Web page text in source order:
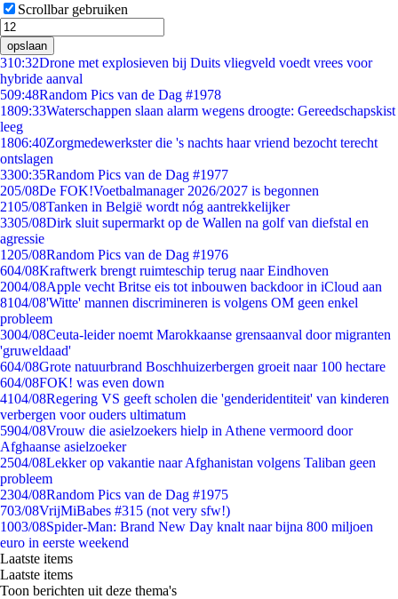
Scrollbar gebruiken
opslaan
310:32Drone met explosieven bij Duits vliegveld voedt vrees voor
hybride aanval
509:48Random Pics van de Dag #1978
1809:33Waterschappen slaan alarm wegens droogte: Gereedschapskist
leeg
1806:40Zorgmedewerkster die 's nachts haar vriend bezocht terecht
ontslagen
3300:35Random Pics van de Dag #1977
205/08De FOK!Voetbalmanager 2026/2027 is begonnen
2105/08Tanken in België wordt nóg aantrekkelijker
3305/08Dirk sluit supermarkt op de Wallen na golf van diefstal en
agressie
1205/08Random Pics van de Dag #1976
604/08Kraftwerk brengt ruimteschip terug naar Eindhoven
2004/08Apple vecht Britse eis tot inbouwen backdoor in iCloud aan
8104/08'Witte' mannen discrimineren is volgens OM geen enkel
probleem
3004/08Ceuta-leider noemt Marokkaanse grensaanval door migranten
'gruweldaad'
604/08Grote natuurbrand Boschhuizerbergen groeit naar 100 hectare
604/08FOK! was even down
4104/08Regering VS geeft scholen die 'genderidentiteit' van kinderen
verbergen voor ouders ultimatum
5904/08Vrouw die asielzoekers hielp in Athene vermoord door
Afghaanse asielzoeker
2504/08Lekker op vakantie naar Afghanistan volgens Taliban geen
probleem
2304/08Random Pics van de Dag #1975
703/08VrijMiBabes #315 (not very sfw!)
1003/08Spider-Man: Brand New Day knalt naar bijna 800 miljoen
euro in eerste weekend
Laatste items
Laatste items
Toon berichten uit deze thema's